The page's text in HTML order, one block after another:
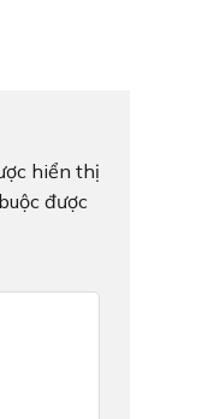
hiển thị
được